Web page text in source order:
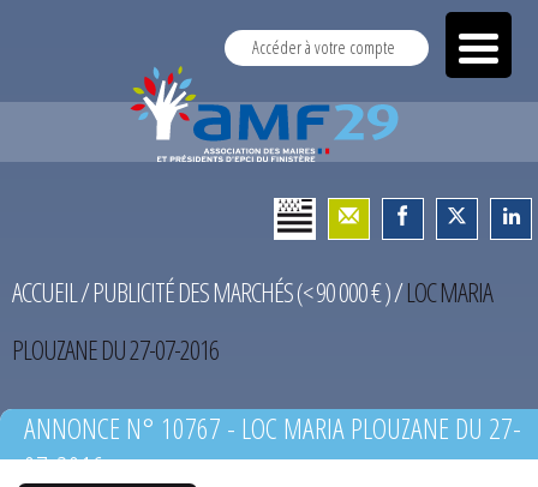
Accéder à votre compte
ACCUEIL/PUBLICITÉ DES MARCHÉS (< 90 000 € )/LOC MARIA
PLOUZANE DU 27-07-2016
ANNONCE N° 10767 - LOC MARIA PLOUZANE DU 27-
07-2016